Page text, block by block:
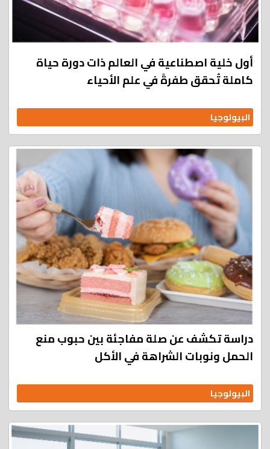
أول خلية اصطناعية في العالم ذات دورة حياة
كاملة تُحقق طفرةً في علم الأحياء
البيولوجيا
دراسة تكشف عن صلة مفاجئة بين حبوب منع
الحمل ونوبات الشراهة في الأكل
البيولوجيا